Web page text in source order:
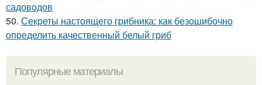
садоводов
50. Секреты настоящего грибника: как безошибочно
определить качественный белый гриб
Популярные материалы